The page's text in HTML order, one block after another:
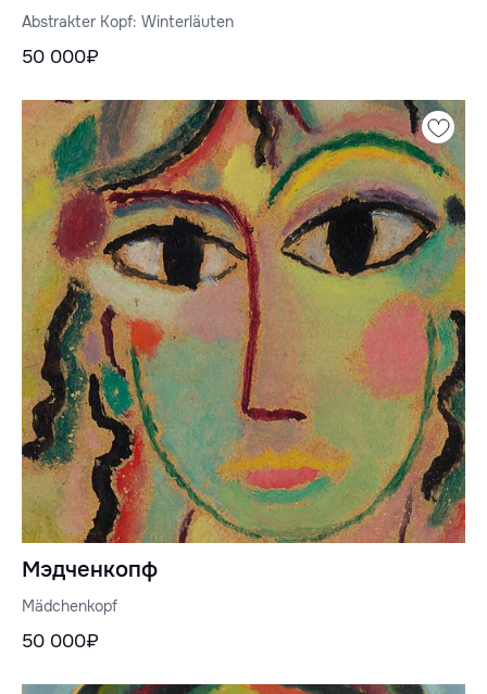
Abstrakter Kopf: Winterläuten
50 000₽
Мэдченкопф
Mädchenkopf
50 000₽